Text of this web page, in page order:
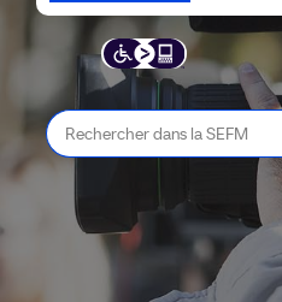
Rechercher
dans